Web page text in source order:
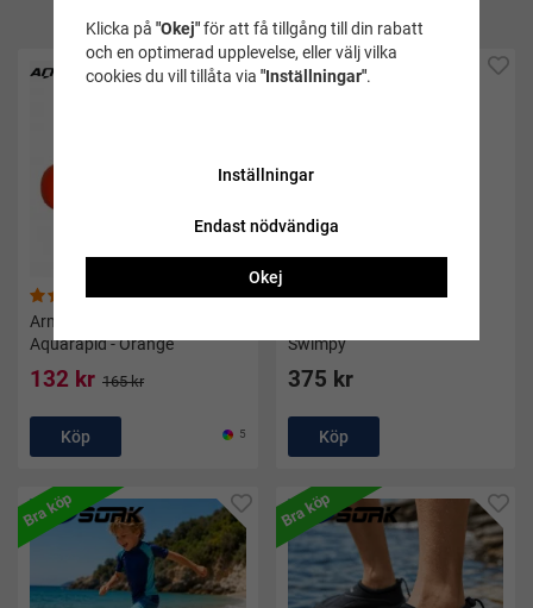
(17)
Armpuffar Aquaring -
Aquarapid - Orange
132 kr 165 kr
Köp 5
(40)
Swimpy
375 kr
Köp
Bra köp Bra köp
Klicka på "Okej"för att få tillgång till din rabatt
och en optimerad upplevelse, eller välj vilka
cookies du vill tillåta via "Inställningar".
Inställningar
Endast nödvändiga
Okej